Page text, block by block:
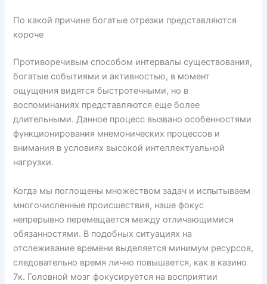
По какой причине богатые отрезки представляются
короче
Противоречивым способом интервалы существования,
богатые событиями и активностью, в момент
ощущения видятся быстротечными, но в
воспоминаниях представляются еще более
длительными. Данное процесс вызвано особенностями
функционирования мнемонических процессов и
внимания в условиях высокой интеллектуальной
нагрузки.
Когда мы поглощены множеством задач и испытываем
многочисленные происшествия, наше фокус
непрерывно перемещается между отличающимися
обязанностями. В подобных ситуациях на
отслеживание времени выделяется минимум ресурсов,
следовательно время лично повышается, как в казино
7к. Головной мозг фокусируется на восприятии